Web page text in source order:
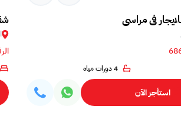
في مراسي
4 دورات مياه
استأجر الآن